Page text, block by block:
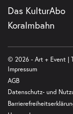
Das KulturAbo
Koralmbahn
© 2026 - Art + Event |
Impressum
AGB
Datenschutz- und